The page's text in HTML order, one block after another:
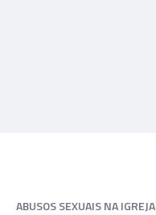
ABUSOS SEXUAIS NA IGREJA